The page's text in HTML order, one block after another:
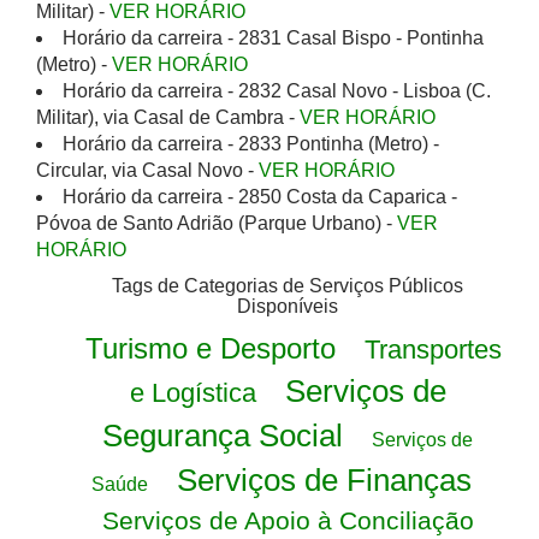
Militar) - VER HORÁRIO
Horário da carreira - 2831 Casal Bispo - Pontinha
(Metro) - VER HORÁRIO
Horário da carreira - 2832 Casal Novo - Lisboa (C.
Militar), via Casal de Cambra - VER HORÁRIO
Horário da carreira - 2833 Pontinha (Metro) -
Circular, via Casal Novo - VER HORÁRIO
Horário da carreira - 2850 Costa da Caparica -
Póvoa de Santo Adrião (Parque Urbano) - VER
HORÁRIO
Tags de Categorias de Serviços Públicos
Disponíveis
Turismo e Desporto
Transportes
e Logística
Serviços de
Segurança Social
Serviços de
Saúde Serviços de Finanças
Serviços de Apoio à Conciliação